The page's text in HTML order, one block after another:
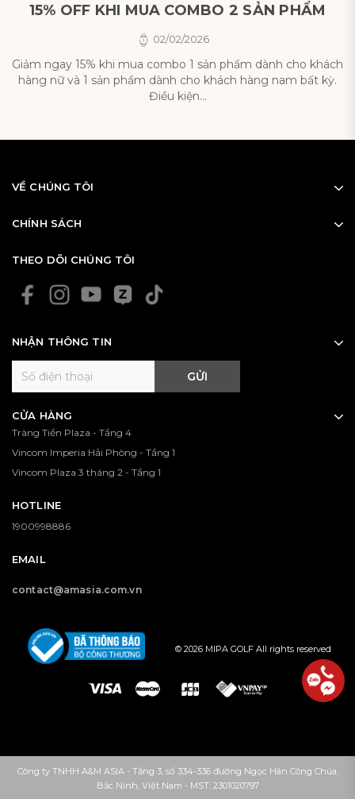
15% OFF KHI MUA COMBO 2 SẢN PHẨM
02/02/2026
Giảm ngay 15% khi mua combo 1 sản phẩm dành cho khách
hàng nữ và 1 sản phẩm dành cho khách hàng nam bất kỳ.
Điều kiện...
VỀ CHÚNG TÔI
CHÍNH SÁCH
THEO DÕI CHÚNG TÔI
NHẬN THÔNG TIN
GỬI
CỬA HÀNG
Tràng Tiền Plaza - Tầng 4
Vincom Imperia Hải Phòng - Tầng 1
Vincom Plaza 3 tháng 2 - Tầng 1
HOTLINE
1900998886
EMAIL
contact@amasia.com.vn
© 2026 MIPA GOLF All rights reserved
Công ty TNHH A&M ASIA - Tầng 3, số 334-336 đường Ngọc Hân Công Chúa,
Bắc Ninh, Việt Nam - MST: 2301020797